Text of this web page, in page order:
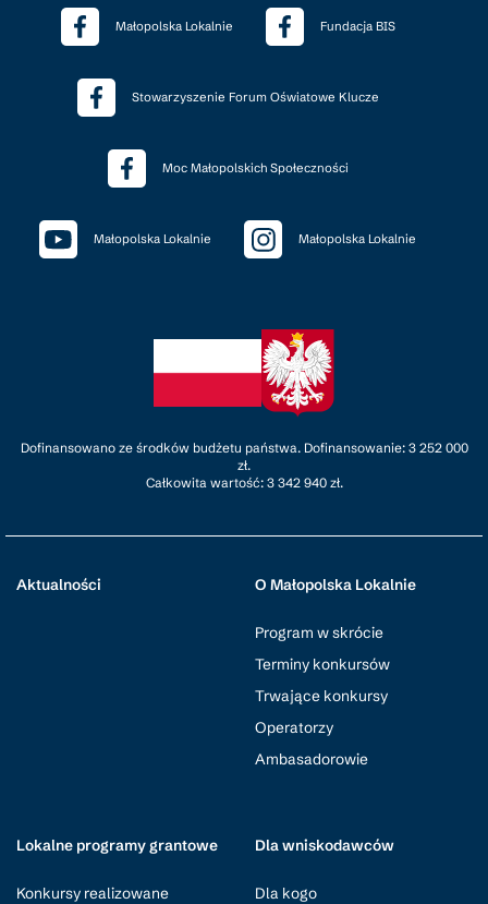
Małopolska Lokalnie Fundacja BIS
Stowarzyszenie Forum Oświatowe Klucze
Moc Małopolskich Społeczności
Małopolska Lokalnie Małopolska Lokalnie
Dofinansowano ze środków budżetu państwa. Dofinansowanie: 3 252 000
zł.
Całkowita wartość: 3 342 940 zł.
Aktualności O Małopolska Lokalnie
Program w skrócie
Terminy konkursów
Trwające konkursy
Operatorzy
Ambasadorowie
Lokalne programy grantowe
Konkursy realizowane
Dla wniskodawców
Dla kogo